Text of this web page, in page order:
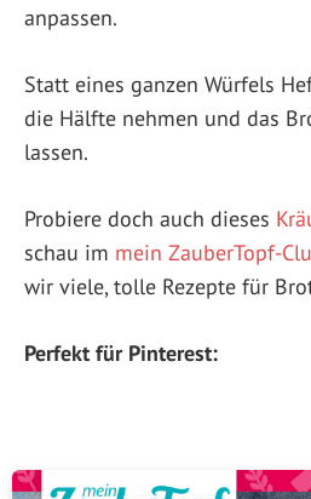
anpassen.
Statt eines ganzen Würfels
die Hälfte nehmen und das
lassen.
Probiere doch auch dieses
schau im mein ZauberTopf-
wir viele, tolle Rezepte für
Perfekt für Pinterest: